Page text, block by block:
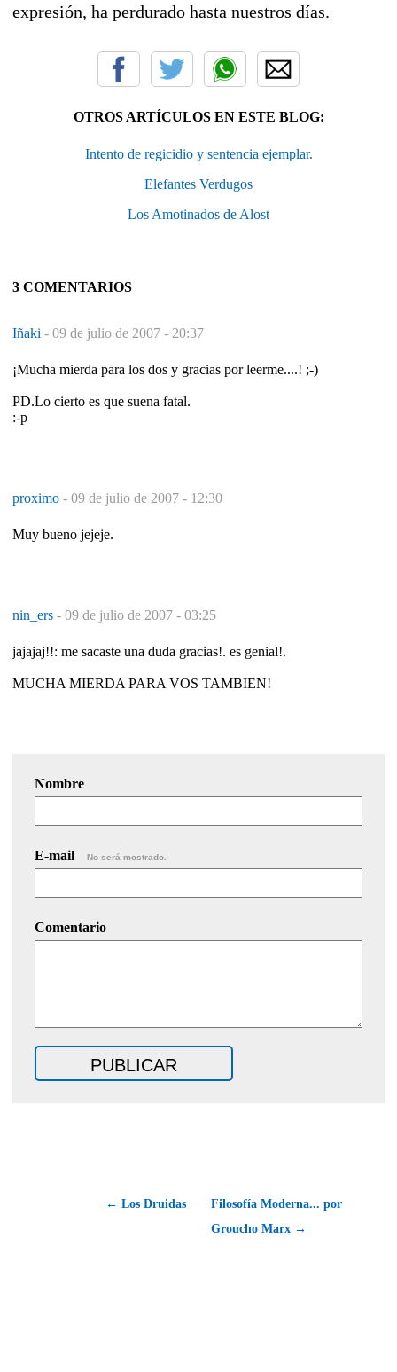
expresión, ha perdurado hasta nuestros días.
OTROS ARTÍCULOS EN ESTE BLOG:
Intento de regicidio y sentencia ejemplar.
Elefantes Verdugos
Los Amotinados de Alost
3 COMENTARIOS
Iñaki - 09 de julio de 2007 - 20:37
¡Mucha mierda para los dos y gracias por leerme....! ;-)
PD.Lo cierto es que suena fatal.
:-p
proximo - 09 de julio de 2007 - 12:30
Muy bueno jejeje.
nin_ers - 09 de julio de 2007 - 03:25
jajajaj!!: me sacaste una duda gracias!. es genial!.
MUCHA MIERDA PARA VOS TAMBIEN!
Nombre
E-mail No será mostrado.
Comentario
← Los Druidas
Filosofía Moderna... por
Groucho Marx →